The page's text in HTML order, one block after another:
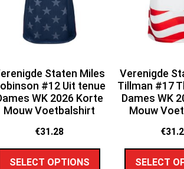
Staten Miles
#12 Uit tenue
WK 2026 Korte
Mouw Voetbalshirt
€31.28
SELECT OPTIONS
Verenigde
Tillman #17
Dames WK
Mouw
€
SELECT